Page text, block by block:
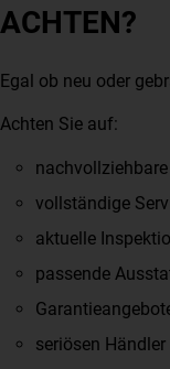
ACHTEN?
Egal ob neu oder
Achten Sie auf:
vollständige
aktuelle
passende
seriösen Händler